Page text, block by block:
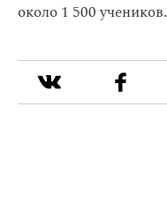
около 1 500 учеников.